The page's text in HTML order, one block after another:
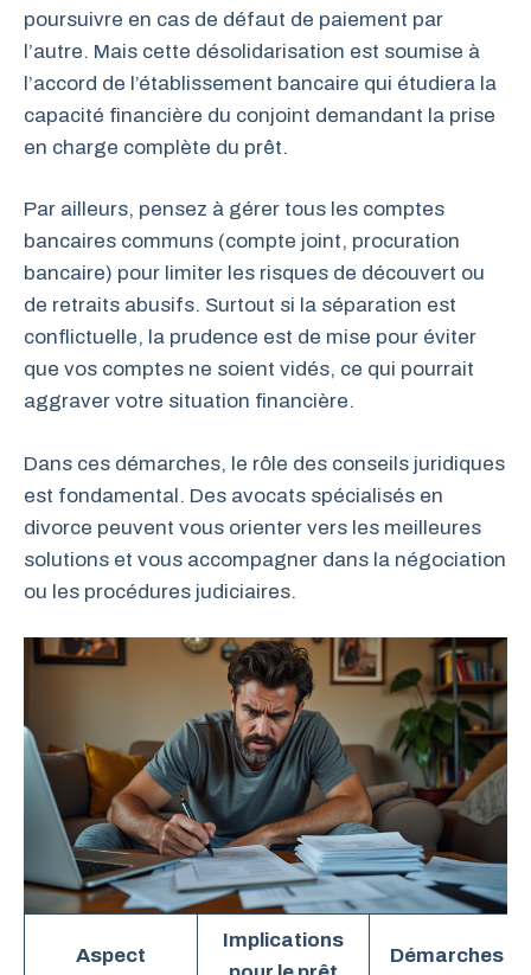
poursuivre en cas de défaut de paiement par
l’autre. Mais cette désolidarisation est soumise à
l’accord de l’établissement bancaire qui étudiera la
capacité financière du conjoint demandant la prise
en charge complète du prêt.
Par ailleurs, pensez à gérer tous les comptes
bancaires communs (compte joint, procuration
bancaire) pour limiter les risques de découvert ou
de retraits abusifs. Surtout si la séparation est
conflictuelle, la prudence est de mise pour éviter
que vos comptes ne soient vidés, ce qui pourrait
aggraver votre situation financière.
Dans ces démarches, le rôle des conseils juridiques
est fondamental. Des avocats spécialisés en
divorce peuvent vous orienter vers les meilleures
solutions et vous accompagner dans la négociation
ou les procédures judiciaires.
Aspect
Implications
Démarches à